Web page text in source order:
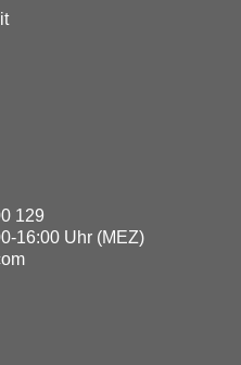
129
16:00 Uhr (MEZ)